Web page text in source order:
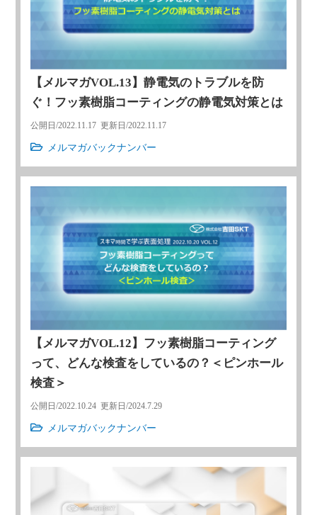
【メルマガVOL.13】静電気のトラブルを防
ぐ！フッ素樹脂コーティングの静電気対策とは
公開日/2022.11.17 更新日/2022.11.17
メルマガバックナンバー
【メルマガVOL.12】フッ素樹脂コーティング
って、どんな検査をしているの？＜ピンホール
検査＞
公開日/2022.10.24 更新日/2024.7.29
メルマガバックナンバー